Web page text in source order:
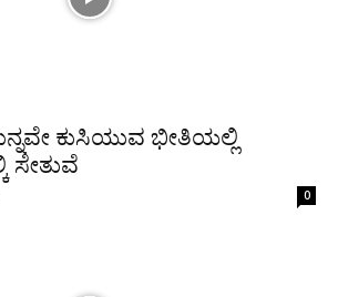
ಕುಸಿಯುವ ಭೀತಿಯಲ್ಲಿ
ಸೇತುವೆ
0